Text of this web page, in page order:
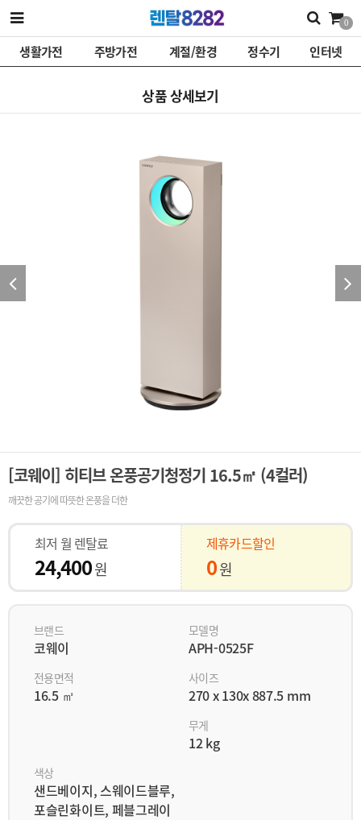
0
생활가전 주방가전 계절/환경 정수기 인터넷
상품 상세보기
[코웨이] 히티브 온풍공기청정기 16.5㎡ (4컬러)
깨끗한 공기에 따뜻한 온풍을 더한
최저 월 렌탈료
24,400원
제휴카드할인
0원
브랜드
코웨이
모델명
APH-0525F
전용면적
16.5 ㎡
사이즈
270 x 130x 887.5 mm
무게
12 kg
색상
샌드베이지, 스웨이드블루,
포슬린화이트, 페블그레이